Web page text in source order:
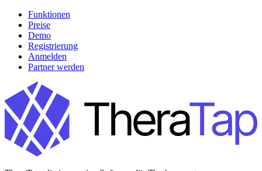
Funktionen
Preise
Demo
Registrierung
Anmelden
Partner werden